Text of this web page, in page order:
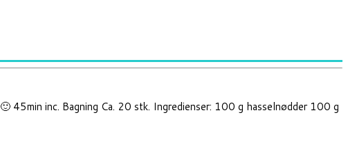
45min inc. Bagning Ca. 20 stk. Ingredienser: 100 g hasselnødder 100 g